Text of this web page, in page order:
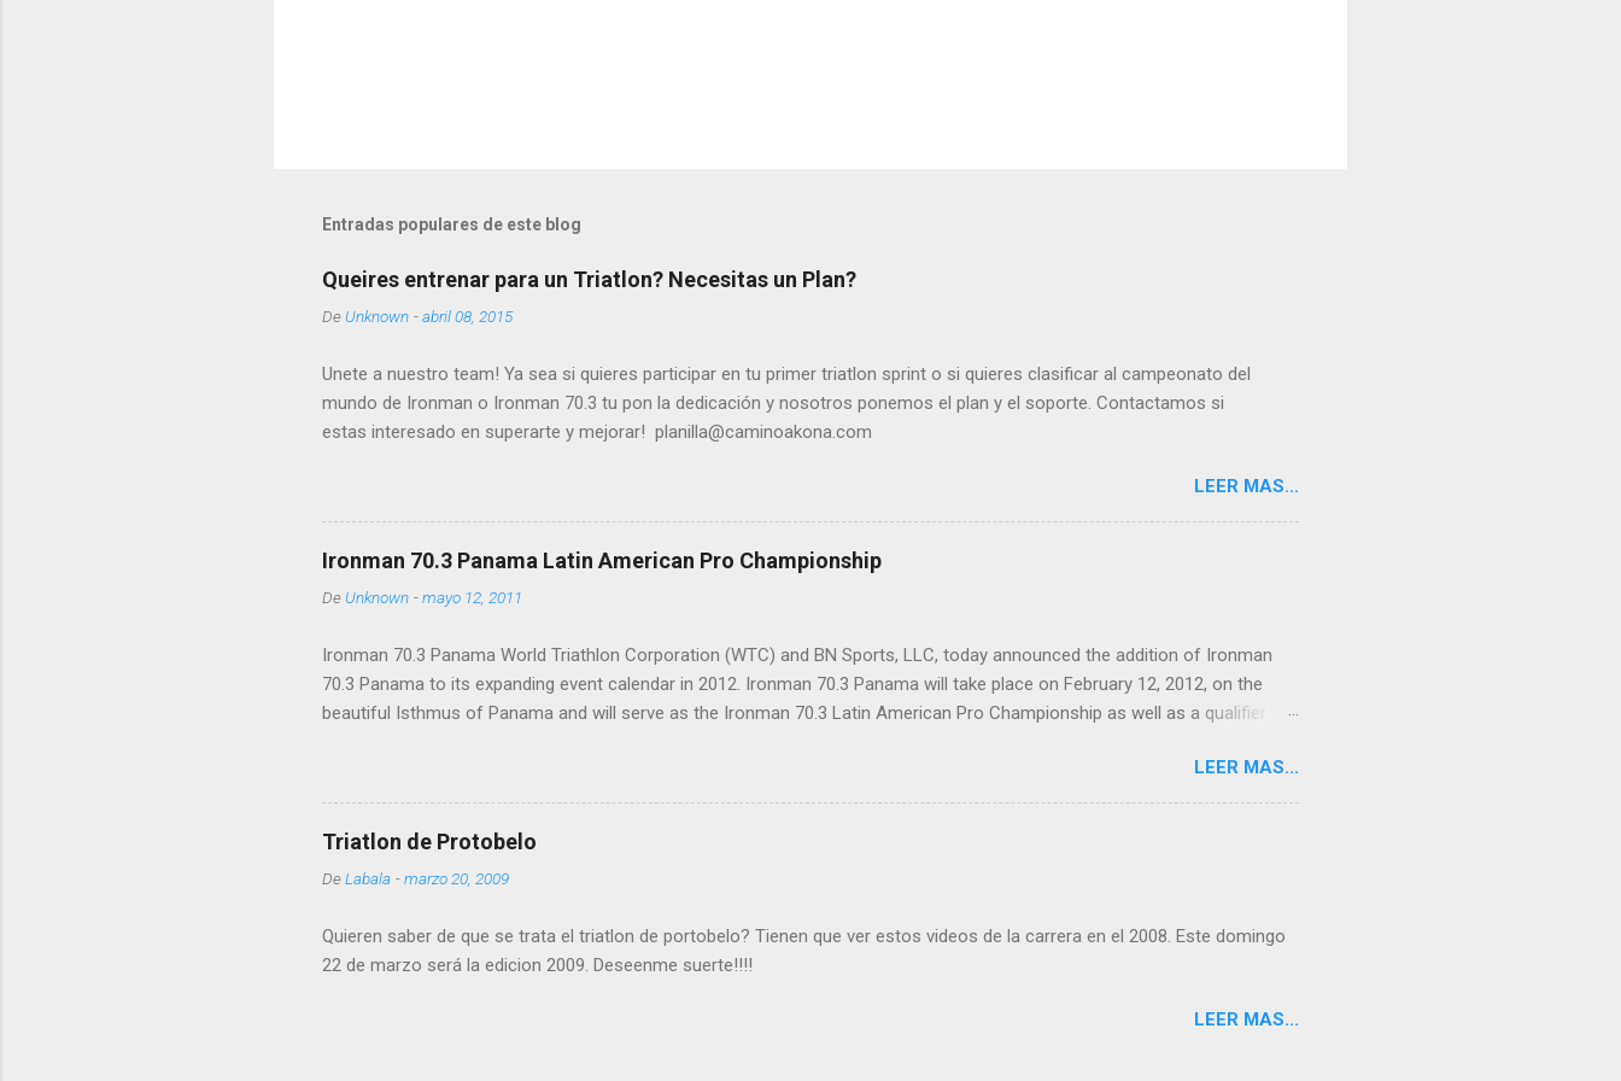
Entradas populares de este blog
Queires entrenar para un Triatlon? Necesitas un Plan?
DeUnknown -abril 08, 2015
Unete a nuestro team! Ya sea si quieres participar en tu primer triatlon sprint o si quieres clasificar al campeonato del
mundo de Ironman o Ironman 70.3 tu pon la dedicación y nosotros ponemos el plan y el soporte. Contactamos si
estas interesado en superarte y mejorar! planilla@caminoakona.com
LEER MAS...
Ironman 70.3 Panama Latin American Pro Championship
DeUnknown -mayo 12, 2011
Ironman 70.3 Panama World Triathlon Corporation (WTC) and BN Sports, LLC, today announced the addition of Ironman
70.3 Panama to its expanding event calendar in 2012. Ironman 70.3 Panama will take place on February 12, 2012, on the
beautiful Isthmus of Panama and will serve as the Ironman 70.3 Latin American Pro Championship as well as a qualifier for
American Pro Championship race with Ironman 70.3 Panama,” said Steve Meckfessel, chief operations officer of WTC.
“Panama provides breathtaking natural and historic beauty, high profile race routes and easy accessibility from the U.S. and
major international markets. Ironman 70.3 Panama will complement our existing events in the region, including 70.3 races in
Panama Canal, one of “The Seven Wonders o...
LEER MAS...
Triatlon de Protobelo
DeLabala -marzo 20, 2009
Quieren saber de que se trata el triatlon de portobelo? Tienen que ver estos videos de la carrera en el 2008. Este domingo
22 de marzo será la edicion 2009. Deseenme suerte!!!!
LEER MAS...